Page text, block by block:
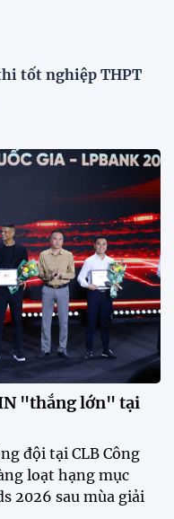
tuyển Việt Nam
nay (29/7) bất
thông Singapore
để trực tiếp theo
nhập tịch.
"thắng lớn" tại
lan tỏa đam mê tại
đặc biệt từ